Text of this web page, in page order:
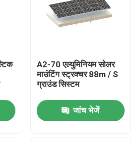
A2-70 एल्युमिनियम सोलर
माउंटिंग स्ट्रक्चर 88m / S
ग्राउंड सिस्टम
जांच भेजें